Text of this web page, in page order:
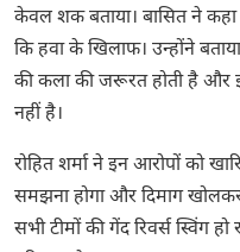
केवल शक बताया। बासित ने कहा
कि हवा के खिलाफ। उन्होंने
की कला की जरूरत होती है और
नहीं है।
रोहित शर्मा ने इन आरोपों को
समझना होगा और दिमाग
सभी टीमों की गेंद रिवर्स स्विंग